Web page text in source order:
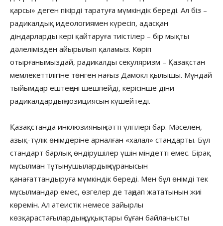
қарсы» деген пікірді таратуға мүмкіндік береді. Ал біз –
радикалдық идеологиямен күресіп, адасқан
діндарларды кері қайтаруға тиістілер – бір мықты
дәлелімізден айырылып қаламыз. Көріп
отырғанымыздай, радикалды секуляризм – Қазақстан
мемлекеттілігіне төнген нағыз Дамокл қылышы. Мұндай
тыйымдар ештеңені шешпейді, керісінше діни
радикалдардың позициясын күшейтеді.
Қазақстанда инклюзияның сәтті үлгілері бар. Мәселен,
азық-түлік өнімдеріне арналған «халал» стандарты. Бұл
стандарт барлық өндірушілер үшін міндетті емес. Бірақ
мұсылман тұтынушылардың сұранысын
қанағаттандыруға мүмкіндік береді. Мен бұл өнімді тек
мұсылмандар емес, өзгелер де таңдап жататынын жиі
көремін. Ал атеистік немесе зайырлы
көзқарастағылардың құқықтары бұған байланысты